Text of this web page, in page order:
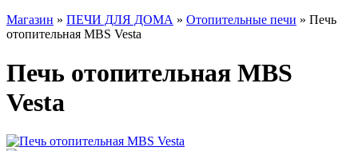
Магазин » ПЕЧИ ДЛЯ ДОМА » Отопительные печи » Печь
отопительная MBS Vesta
Печь отопительная MBS
Vesta